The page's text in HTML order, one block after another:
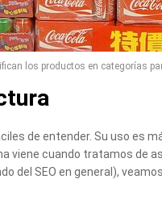
los productos en categorías
de entender. Su uso es
viene cuando tratamos de
del SEO en general),